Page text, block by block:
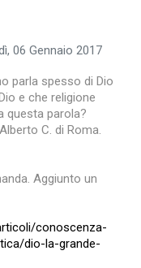
06 Gennaio 2017
parla spesso di Dio
e che religione
questa parola?
C. di Roma.
Aggiunto un
conoscenza-
dio-la-grande-